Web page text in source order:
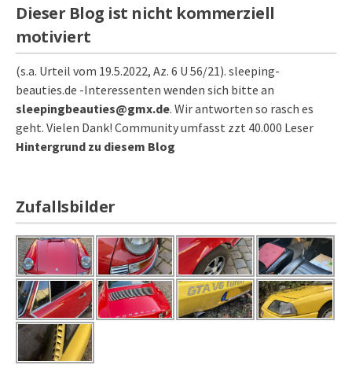
Dieser Blog ist nicht kommerziell
motiviert
(s.a. Urteil vom 19.5.2022, Az. 6 U 56/21). sleeping-
beauties.de -Interessenten wenden sich bitte an
sleepingbeauties@gmx.de. Wir antworten so rasch es
geht. Vielen Dank! Community umfasst zzt 40.000 Leser
Hintergrund zu diesem Blog
Zufallsbilder